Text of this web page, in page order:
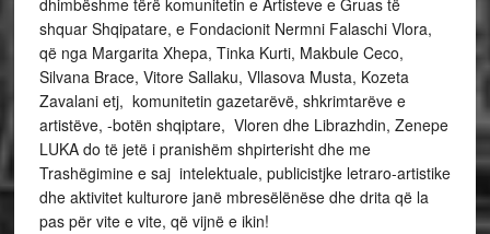
dhimbëshme tërë komunitetin e Artisteve e Gruas të
shquar Shqipatare, e Fondacionit Nermni Falaschi Vlora,
që nga Margarita Xhepa, Tinka Kurti, Makbule Ceco,
Silvana Brace, Vitore Sallaku, Vllasova Musta, Kozeta
Zavalani etj, komunitetin gazetarëvë, shkrimtarëve e
artistëve, -botën shqiptare, Vloren dhe Librazhdin, Zenepe
LUKA do të jetë i pranishëm shpirterisht dhe me
Trashëgimine e saj intelektuale, publicistjke letraro-artistike
dhe aktivitet kulturore janë mbresëlënëse dhe drita që la
pas për vite e vite, që vijnë e ikin!